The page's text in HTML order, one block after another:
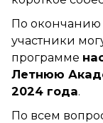
По окончанию
участники
программе
Летнюю
2024 года.
По всем